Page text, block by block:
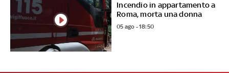
Incendio in appartamento a
Roma, morta una donna
05 ago - 18:50